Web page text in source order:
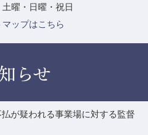
土曜・日曜・祝日
ップはこちら
らせ
が疑われる事業場に対する監督